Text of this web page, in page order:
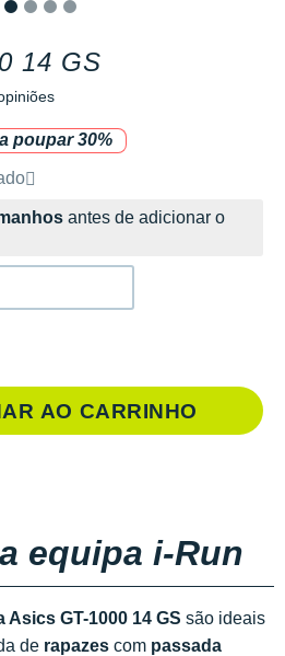
14 GS
poupar 30%
pela marca
antes de adicionar o
AO CARRINHO
equipa i-Run
GT-1000 14 GS são ideais
de rapazes com passada